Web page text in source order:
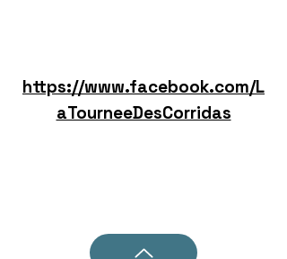
https://www.facebook.com/L
aTourneeDesCorridas